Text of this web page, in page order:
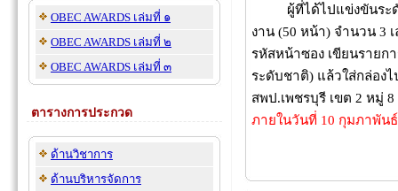
OBEC AWARDS เล่มที่ ๑
OBEC AWARDS เล่มที่ ๒
OBEC AWARDS เล่มที่ ๓
ตารางการประกวด
ด้านวิชาการ
ด้านบริหารจัดการ
ผู้ที่ได้ไปแข่งขันระดับ
งาน (50 หน้า) จำนวน 3
รหัสหน้าซอง เขียนรายก
ระดับชาติ) แล้วใส่กล่อง
สพป.เพชรบุรี เขต 2 หมู่
ภายในวันที่ 10 กุมภาพันธ์